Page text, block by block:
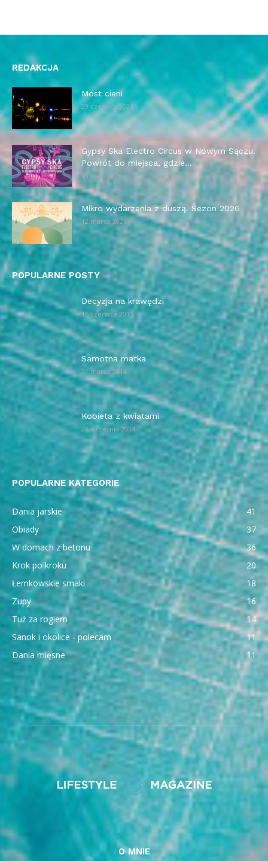
REDAKCJA
Most cieni
29 czerwca 2026
Gypsy Ska Electro Circus w Nowym Sączu.
Powrót do miejsca, gdzie...
13 maja 2026
Mikro wydarzenia z duszą. Sezon 2026
12 marca 2026
POPULARNE POSTY
Decyzja na krawędzi
15 czerwca 2015
Samotna matka
21 marca 2014
Kobieta z kwiatami
28 września 2014
POPULARNE KATEGORIE
Dania jarskie
41
Obiady
37
W domach z betonu
36
Krok po kroku
20
Łemkowskie smaki
18
Zupy
16
Tuż za rogiem
14
Sanok i okolice - polecam
11
Dania mięsne
11
O MNIE